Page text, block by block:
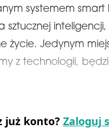
systemem smart
sztucznej
życie. Jedynym
z technologii,
już konto? Zaloguj